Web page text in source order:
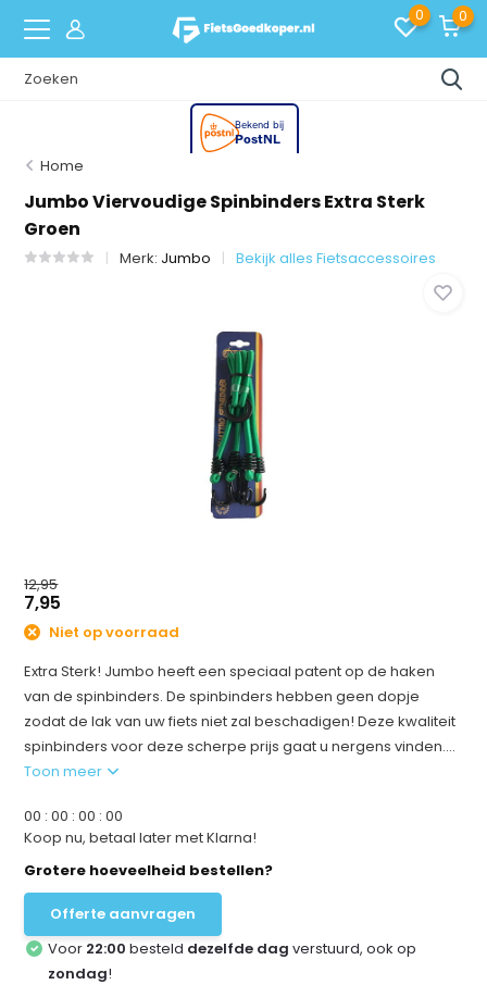
0 0
Home
Jumbo Viervoudige Spinbinders Extra Sterk
Groen
Merk: Jumbo Bekijk alles Fietsaccessoires
12,95
7,95
Niet op voorraad
Extra Sterk! Jumbo heeft een speciaal patent op de haken
van de spinbinders. De spinbinders hebben geen dopje
zodat de lak van uw fiets niet zal beschadigen! Deze kwaliteit
spinbinders voor deze scherpe prijs gaat u nergens vinden....
Toon meer
00 :00 :00 :00
Koop nu, betaal later met Klarna!
Grotere hoeveelheid bestellen?
Offerte aanvragen
Voor 22:00 besteld dezelfde dag verstuurd, ook op
zondag!